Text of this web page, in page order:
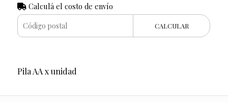
Calculá el costo de envío
CALCULAR
Pila AA x unidad